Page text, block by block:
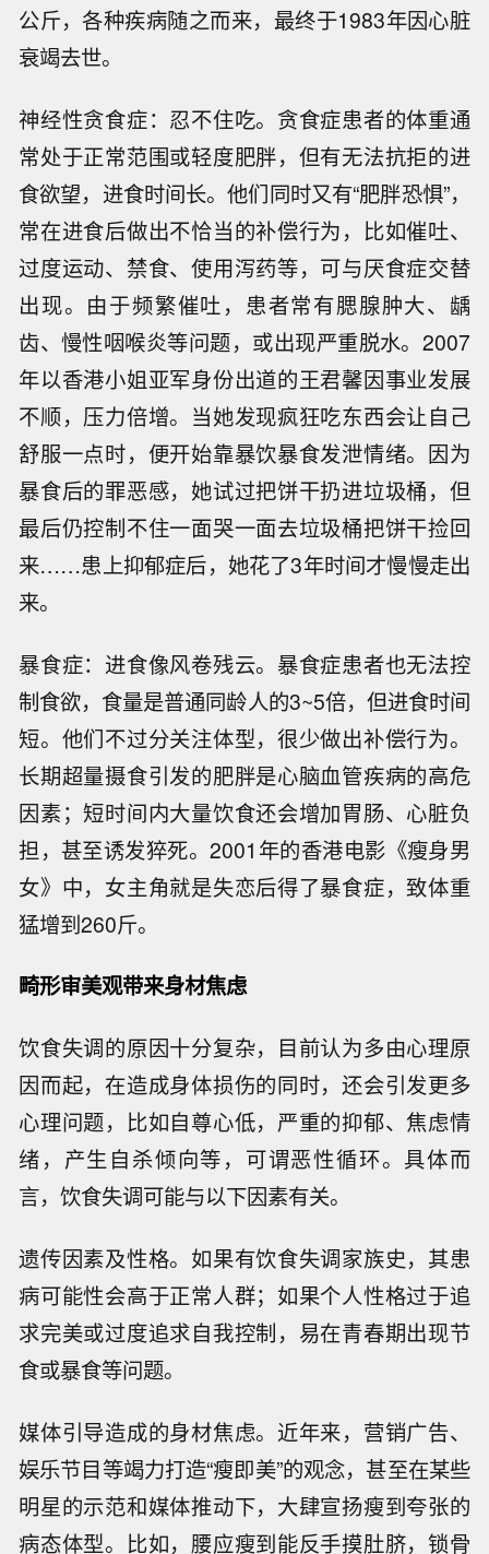
公斤，各种疾病随之而来，最终于1983年因心脏
衰竭去世。
神经性贪食症：忍不住吃。贪食症患者的体重通
常处于正常范围或轻度肥胖，但有无法抗拒的进
食欲望，进食时间长。他们同时又有“肥胖恐惧”，
常在进食后做出不恰当的补偿行为，比如催吐、
过度运动、禁食、使用泻药等，可与厌食症交替
出现。由于频繁催吐，患者常有腮腺肿大、龋
齿、慢性咽喉炎等问题，或出现严重脱水。2007
年以香港小姐亚军身份出道的王君馨因事业发展
不顺，压力倍增。当她发现疯狂吃东西会让自己
舒服一点时，便开始靠暴饮暴食发泄情绪。因为
暴食后的罪恶感，她试过把饼干扔进垃圾桶，但
最后仍控制不住一面哭一面去垃圾桶把饼干捡回
来……患上抑郁症后，她花了3年时间才慢慢走出
来。
暴食症：进食像风卷残云。暴食症患者也无法控
制食欲，食量是普通同龄人的3~5倍，但进食时间
短。他们不过分关注体型，很少做出补偿行为。
长期超量摄食引发的肥胖是心脑血管疾病的高危
因素；短时间内大量饮食还会增加胃肠、心脏负
担，甚至诱发猝死。2001年的香港电影《瘦身男
女》中，女主角就是失恋后得了暴食症，致体重
猛增到260斤。
畸形审美观带来身材焦虑
饮食失调的原因十分复杂，目前认为多由心理原
因而起，在造成身体损伤的同时，还会引发更多
心理问题，比如自尊心低，严重的抑郁、焦虑情
绪，产生自杀倾向等，可谓恶性循环。具体而
言，饮食失调可能与以下因素有关。
遗传因素及性格。如果有饮食失调家族史，其患
病可能性会高于正常人群；如果个人性格过于追
求完美或过度追求自我控制，易在青春期出现节
食或暴食等问题。
媒体引导造成的身材焦虑。近年来，营销广告、
娱乐节目等竭力打造“瘦即美”的观念，甚至在某些
明星的示范和媒体推动下，大肆宣扬瘦到夸张的
病态体型。比如，腰应瘦到能反手摸肚脐，锁骨